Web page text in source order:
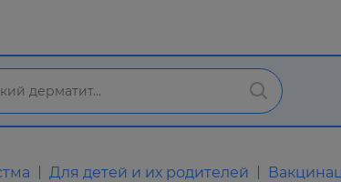
Для детей и их родителей